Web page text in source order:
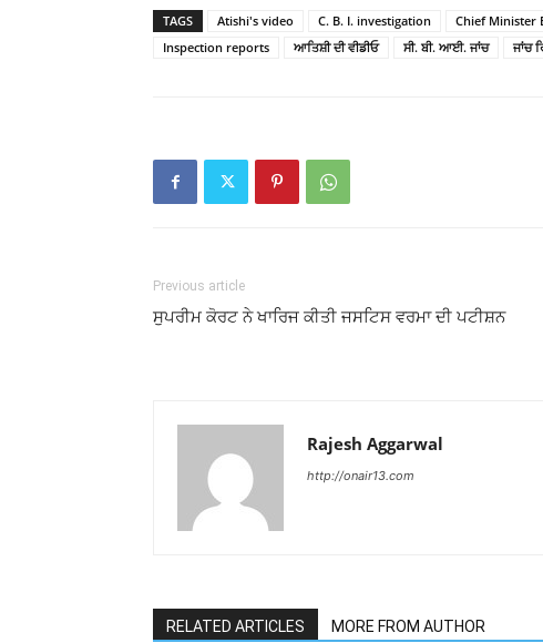
TAGS Atishi's video C. B. I. investigation Chief Minister
Inspection reports
ਆਤਿਸ਼ੀ ਦੀ ਵੀਡੀਓ ਸੀ. ਬੀ. ਆਈ. ਜਾਂਚ ਜਾਂਚ
Previous article
ਸੁਪਰੀਮ ਕੋਰਟ ਨੇ ਖਾਰਿਜ ਕੀਤੀ ਜਸਟਿਸ ਵਰਮਾ ਦੀ ਪਟੀਸ਼ਨ
Rajesh Aggarwal
http://onair13.com
RELATED ARTICLES MORE FROM AUTHOR